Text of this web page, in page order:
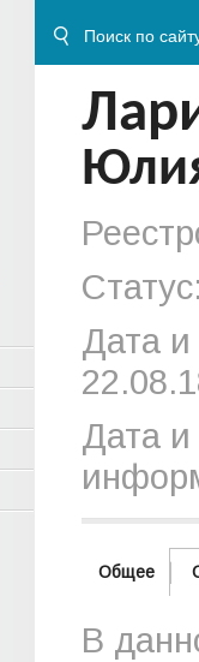
Дата
Дата и
Общее
В